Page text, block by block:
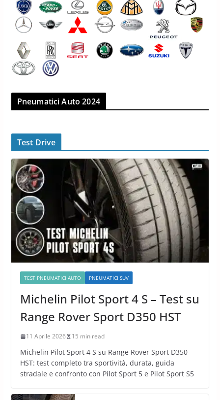
Pneumatici Auto 2024
Test Drive
TEST PNEUMATICI AUTO PNEUMATICI SUV
Michelin Pilot Sport 4 S – Test su
Range Rover Sport D350 HST
11 Aprile 2026 15 min read
Michelin Pilot Sport 4 S su Range Rover Sport D350
HST: test completo tra sportività, durata, guida
stradale e confronto con Pilot Sport 5 e Pilot Sport S5